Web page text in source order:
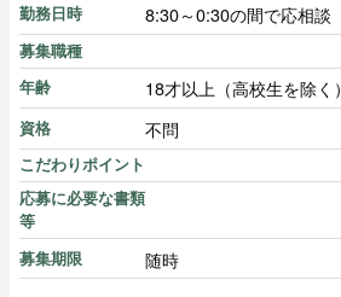
勤務日時 8:30～0:30の間で応相談
募集職種
年齢
18才以上（高校生を除く）
資格 不問
こだわりポイント
応募に必要な書類
等
募集期限
随時